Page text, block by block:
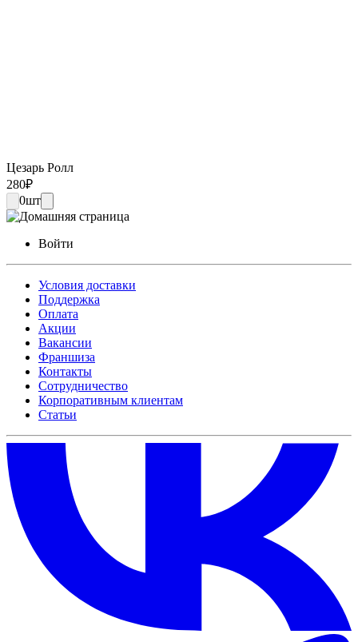
Цезарь Ролл
280₽
0шт
Войти
Условия доставки
Поддержка
Оплата
Акции
Вакансии
Франшиза
Контакты
Сотрудничество
Корпоративным клиентам
Статьи